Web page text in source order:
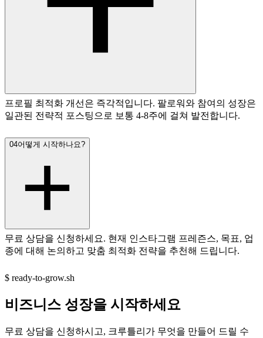
프로필 최적화 개선은 즉각적입니다. 팔로워와 참여의 성장은
일관된 전략적 포스팅으로 보통 4-8주에 걸쳐 발전합니다.
04어떻게 시작하나요?
무료 상담을 신청하세요. 현재 인스타그램 프레즌스, 목표, 업
종에 대해 논의하고 맞춤 최적화 전략을 추천해 드립니다.
$ ready-to-grow.sh
비즈니스 성장을 시작하세요
무료 상담을 신청하시고, 크루틀리가 무엇을 만들어 드릴 수